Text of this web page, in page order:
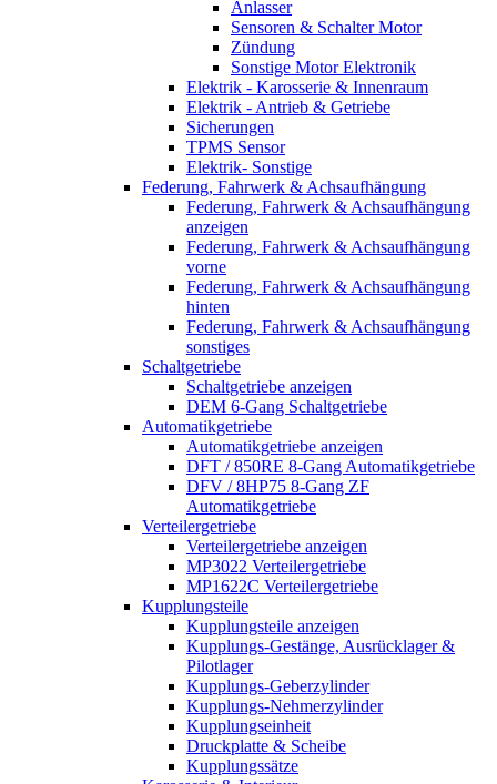
Anlasser
Sensoren & Schalter Motor
Zündung
Sonstige Motor Elektronik
Elektrik - Karosserie & Innenraum
Elektrik - Antrieb & Getriebe
Sicherungen
TPMS Sensor
Elektrik- Sonstige
Federung, Fahrwerk & Achsaufhängung
Federung, Fahrwerk & Achsaufhängung
anzeigen
Federung, Fahrwerk & Achsaufhängung
vorne
Federung, Fahrwerk & Achsaufhängung
hinten
Federung, Fahrwerk & Achsaufhängung
sonstiges
Schaltgetriebe
Schaltgetriebe anzeigen
DEM 6-Gang Schaltgetriebe
Automatikgetriebe
Automatikgetriebe anzeigen
DFT / 850RE 8-Gang Automatikgetriebe
DFV / 8HP75 8-Gang ZF
Automatikgetriebe
Verteilergetriebe
Verteilergetriebe anzeigen
MP3022 Verteilergetriebe
MP1622C Verteilergetriebe
Kupplungsteile
Kupplungsteile anzeigen
Kupplungs-Gestänge, Ausrücklager &
Pilotlager
Kupplungs-Geberzylinder
Kupplungs-Nehmerzylinder
Kupplungseinheit
Druckplatte & Scheibe
Kupplungssätze